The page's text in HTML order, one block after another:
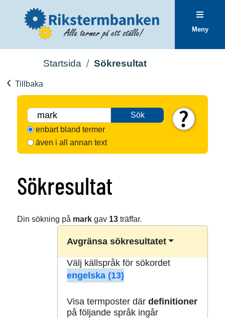
Meny
Startsida Sökresultat
Tillbaka
Sök
enbart bland termer
även i all annan text
Sökresultat
Din sökning på markgav 13träffar.
Avgränsa sökresultatet
Välj källspråk för sökordet
engelska (13)
Visa termposter där definitioner
på följande språk ingår